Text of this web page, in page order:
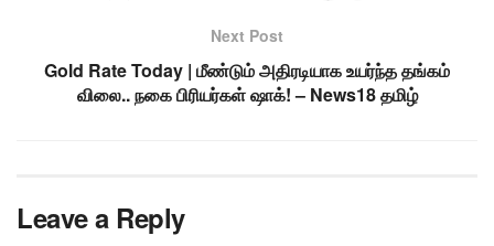
Next Post
Gold Rate Today | மீண்டும் அதிரடியாக உயர்ந்த தங்கம்
விலை.. நகை பிரியர்கள் ஷாக்! – News18 தமிழ்
Leave a Reply